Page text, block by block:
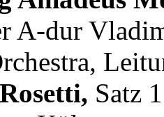
A-dur
Satz